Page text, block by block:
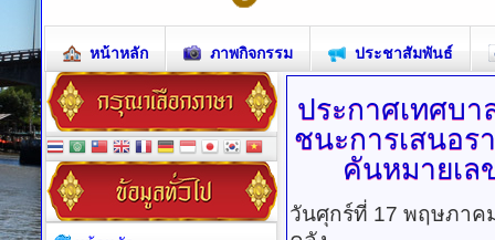
หน้าหลัก ภาพกิจกรรม ประชาสัมพันธ์
ประกาศเทศบ
ชนะการเสนอ
คันหมายเล
วันศุกร์ที่ 17 พฤษภาค